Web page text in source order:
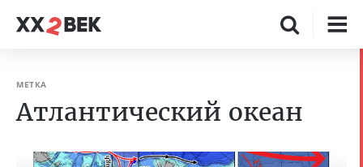
МЕТКА
Атлантический океан